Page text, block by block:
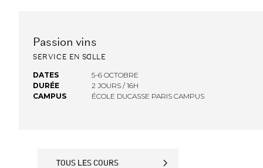
FINANCEMENT OPCO
Passion vins
SERVICE EN SALLE
DATES
5-6 OCTOBRE
DURÉE
2 JOURS / 16H
CAMPUS
ÉCOLE DUCASSE PARIS CAMPUS
TOUS LES COURS